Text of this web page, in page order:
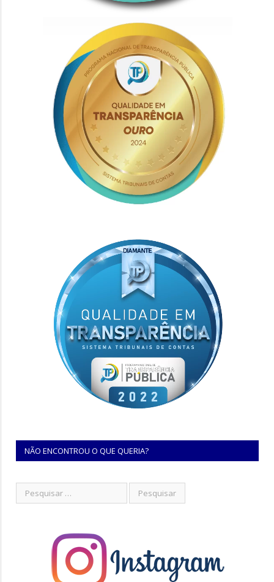
NÃO ENCONTROU O QUE QUERIA?